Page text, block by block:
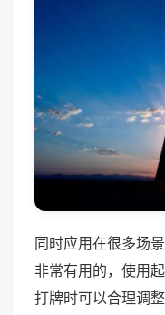
同时应用在很多场
非常有用的，使用
打牌时可以合理调